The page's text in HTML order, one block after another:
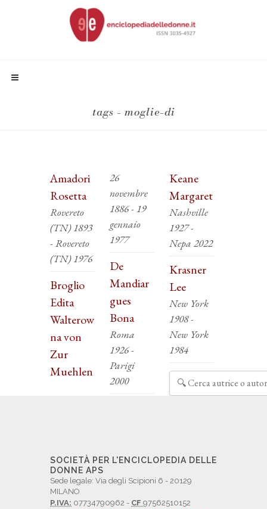
tags - moglie-di
Amadori
Rosetta
Rovereto
(TN) 1893
- Rovereto
(TN) 1976
Broglio
Edita
Walterow
na von
Zur
Muehlen
26
novembre
1886 - 19
gennaio
1977
De
Mandiar
gues
Bona
Roma
1926 -
Parigi
2000
Keane
Margaret
Nashville
1927 -
Nepa 2022
Krasner
Lee
New York
1908 -
New York
1984
SOCIETÀ PER L'ENCICLOPEDIA DELLE
DONNE APS
Sede legale: Via degli Scipioni 6 - 20129
MILANO
P.IVA: 07734790962 - CF 97562510152